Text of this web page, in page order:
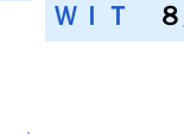
ＷＩＴ ８